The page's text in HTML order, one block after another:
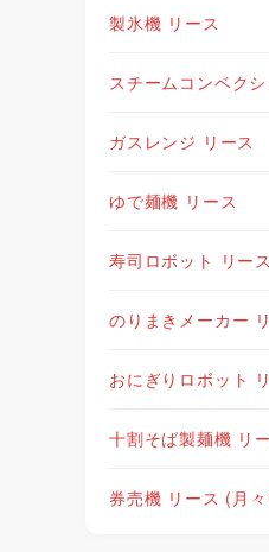
製氷機 リース
スチームコンベク
ガスレンジ リース
ゆで麺機 リース
寿司ロボット リース
のりまきメーカー
おにぎりロボット
十割そば製麺機 リ
券売機 リース (月